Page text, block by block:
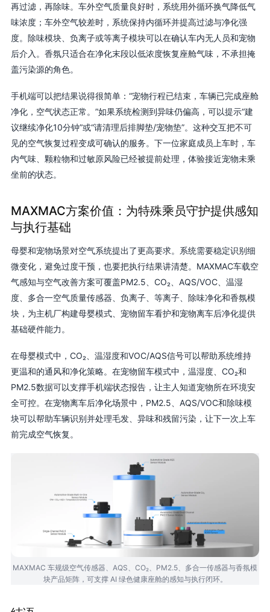
再过滤，再除味。车外空气质量良好时，系统用外循环换气降低气
味浓度；车外空气较差时，系统保持内循环并提高过滤与净化强
度。除味模块、负离子或等离子模块可以在确认车内无人员和宠物
后介入。香氛只适合在净化末段以低浓度恢复座舱气味，不承担掩
盖污染源的角色。
手机端可以把结果说得很简单：“宠物行程已结束，车辆已完成座舱
净化，空气状态正常。”如果系统检测到异味仍偏高，可以提示“建
议继续净化10分钟”或“请清理后排脚垫/宠物垫”。这种交互把不可
见的空气恢复过程变成可确认的服务。下一位家庭成员上车时，车
内气味、颗粒物和过敏原风险已经被提前处理，体验接近宠物未乘
坐前的状态。
MAXMAC方案价值：为特殊乘员守护提供感知
与执行基础
母婴和宠物场景对空气系统提出了更高要求。系统需要稳定识别细
微变化，避免过度干预，也要把执行结果讲清楚。MAXMAC车载空
气感知与空气改善方案可覆盖PM2.5、CO₂、AQS/VOC、温湿
度、多合一空气质量传感器、负离子、等离子、除味净化和香氛模
块，为主机厂构建母婴模式、宠物留车看护和宠物离车后净化提供
基础硬件能力。
在母婴模式中，CO₂、温湿度和VOC/AQS信号可以帮助系统维持
更温和的通风和净化策略。在宠物留车模式中，温湿度、CO₂和
PM2.5数据可以支撑手机端状态报告，让主人知道宠物所在环境安
全可控。在宠物离车后净化场景中，PM2.5、AQS/VOC和除味模
块可以帮助车辆识别并处理毛发、异味和残留污染，让下一次上车
前完成空气恢复。
MAXMAC 车规级空气传感器、AQS、CO₂、PM2.5、多合一传感器与香氛模
块产品矩阵，可支撑 AI 绿色健康座舱的感知与执行闭环。